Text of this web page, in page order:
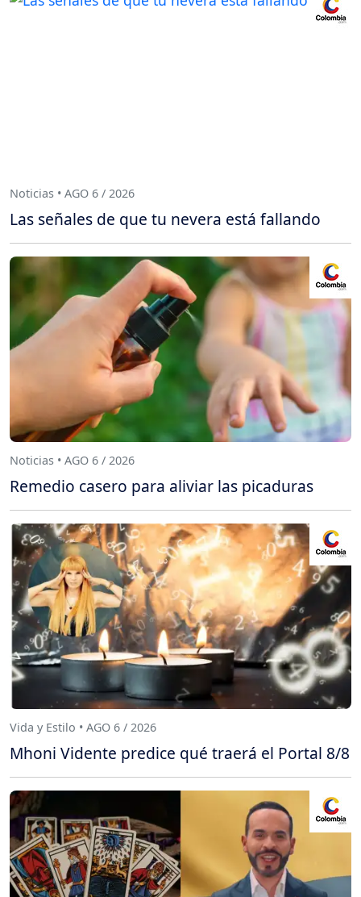
Noticias • AGO 6 / 2026
Las señales de que tu nevera está fallando
Noticias • AGO 6 / 2026
Remedio casero para aliviar las picaduras
Vida y Estilo • AGO 6 / 2026
Mhoni Vidente predice qué traerá el Portal 8/8